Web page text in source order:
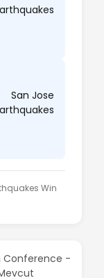
San Jose
Win
Conference -